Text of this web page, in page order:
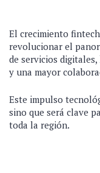
El crecimiento
revolucionar el
de servicios
y una mayor
Este impulso
sino que será clave
toda la región.